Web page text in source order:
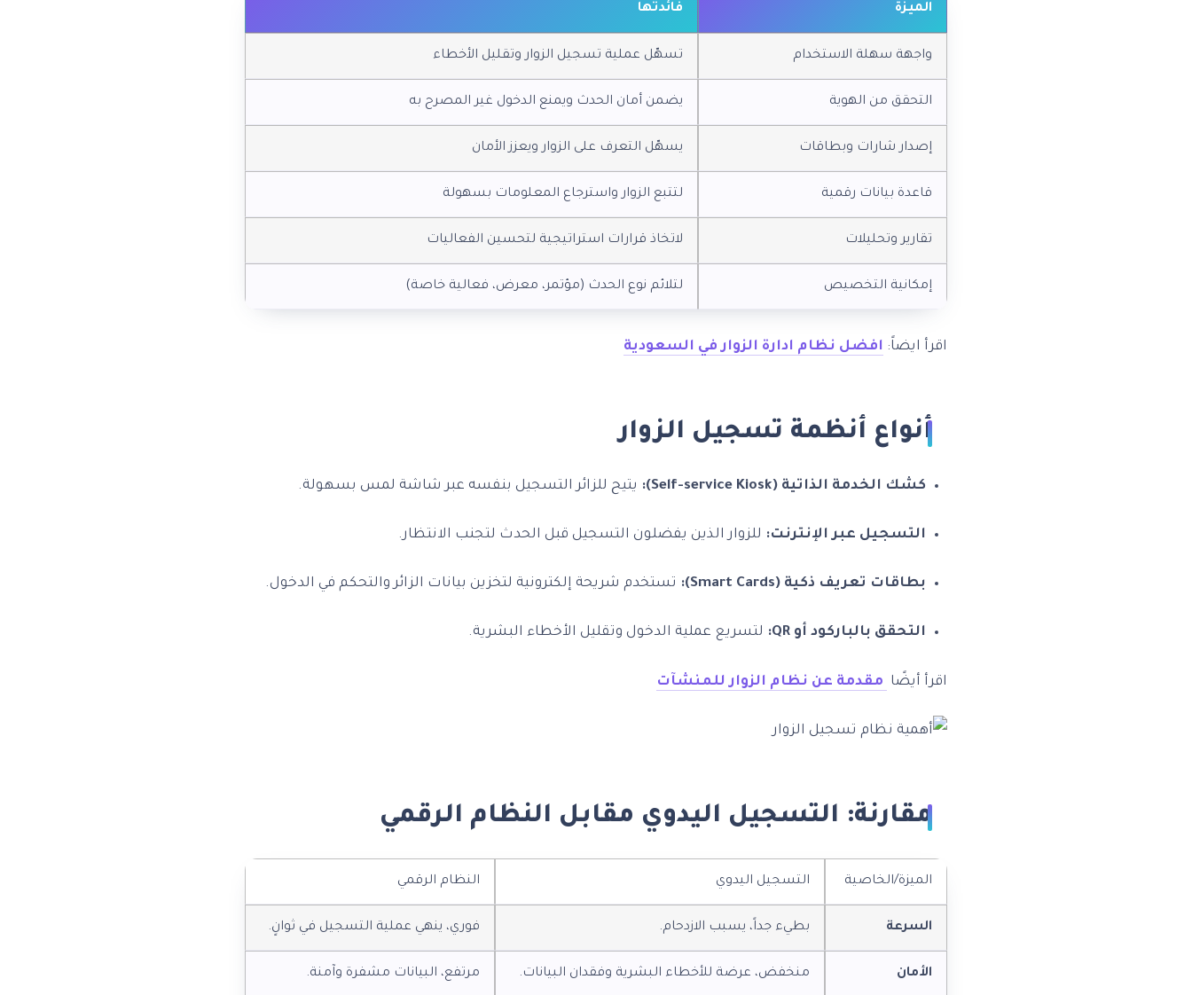
الميزة فائدتها
واجهة سهلة الاستخدام تسهّل عملية تسجيل الزوار وتقليل الأخطاء
التحقق من الهوية يضمن أمان الحدث ويمنع الدخول غير المصرح به
إصدار شارات وبطاقات يسهّل التعرف على الزوار ويعزز الأمان
قاعدة بيانات رقمية لتتبع الزوار واسترجاع المعلومات بسهولة
تقارير وتحليلات لاتخاذ قرارات استراتيجية لتحسين الفعاليات
إمكانية التخصيص لتلائم نوع الحدث (مؤتمر، معرض، فعالية خاصة)
اقرأ ايضاً: افضل نظام ادارة الزوار في السعودية
أنواع أنظمة تسجيل الزوار
كشك الخدمة الذاتية (Self-service Kiosk): يتيح للزائر التسجيل بنفسه عبر شاشة لمس بسهولة.
التسجيل عبر الإنترنت: للزوار الذين يفضلون التسجيل قبل الحدث لتجنب الانتظار.
بطاقات تعريف ذكية (Smart Cards): تستخدم شريحة إلكترونية لتخزين بيانات الزائر والتحكم في الدخول.
التحقق بالباركود أو QR: لتسريع عملية الدخول وتقليل الأخطاء البشرية.
اقرأ أيضًا مقدمة عن نظام الزوار للمنشآت
مقارنة: التسجيل اليدوي مقابل النظام الرقمي
الميزة/الخاصية التسجيل اليدوي النظام الرقمي
السرعة بطيء جداً، يسبب الازدحام. فوري، ينهي عملية التسجيل في ثوانٍ.
الأمان منخفض، عرضة للأخطاء البشرية وفقدان البيانات. مرتفع، البيانات مشفرة وآمنة.